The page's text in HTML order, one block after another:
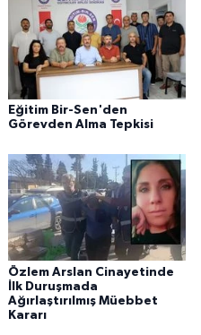
Eğitim Bir-Sen'den
Görevden Alma Tepkisi
Özlem Arslan Cinayetinde
İlk Duruşmada
Ağırlaştırılmış Müebbet
Kararı